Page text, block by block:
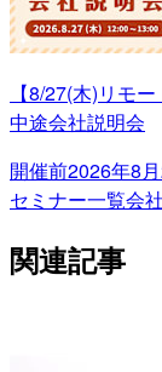
【8/27(木)リモ
中途会社説明会
開催前2026年8
セミナー一覧会
関連記事